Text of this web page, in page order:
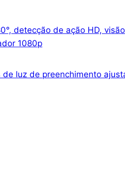
detecção de ação HD,
1080p
luz de preenchimento